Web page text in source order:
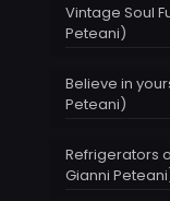
Vintage Soul
Peteani)
Believe in
Peteani)
Refrigerators
Gianni